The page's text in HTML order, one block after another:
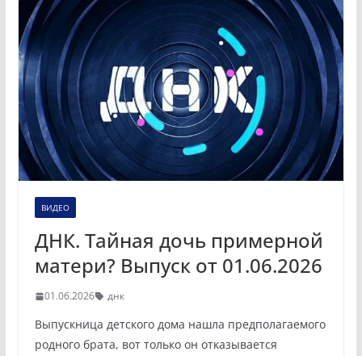
ВИДЕО
ДНК. Тайная дочь примерной
матери? Выпуск от 01.06.2026
01.06.2026 днк
Выпускница детского дома нашла предполагаемого
родного брата, вот только он отказывается